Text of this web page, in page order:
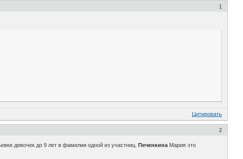
1
Цитировать
2
девочек до 9 лет в фамилии одной из участниц.Печенкина Мария это